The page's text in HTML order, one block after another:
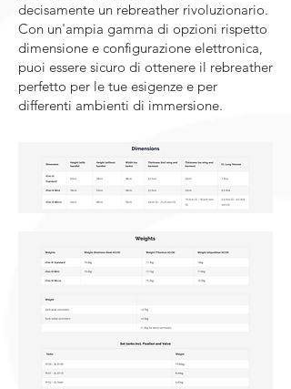
decisamente un rebreather rivoluzionario.
Con un'ampia gamma di opzioni rispetto
dimensione e configurazione elettronica,
puoi essere sicuro di ottenere il rebreather
perfetto per le tue esigenze e per
differenti ambienti di immersione.